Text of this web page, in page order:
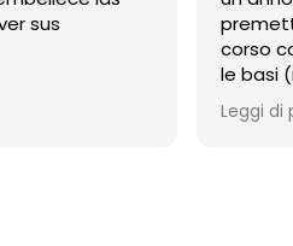
sus
corso
le basi
ma la
sempre
Leggi di